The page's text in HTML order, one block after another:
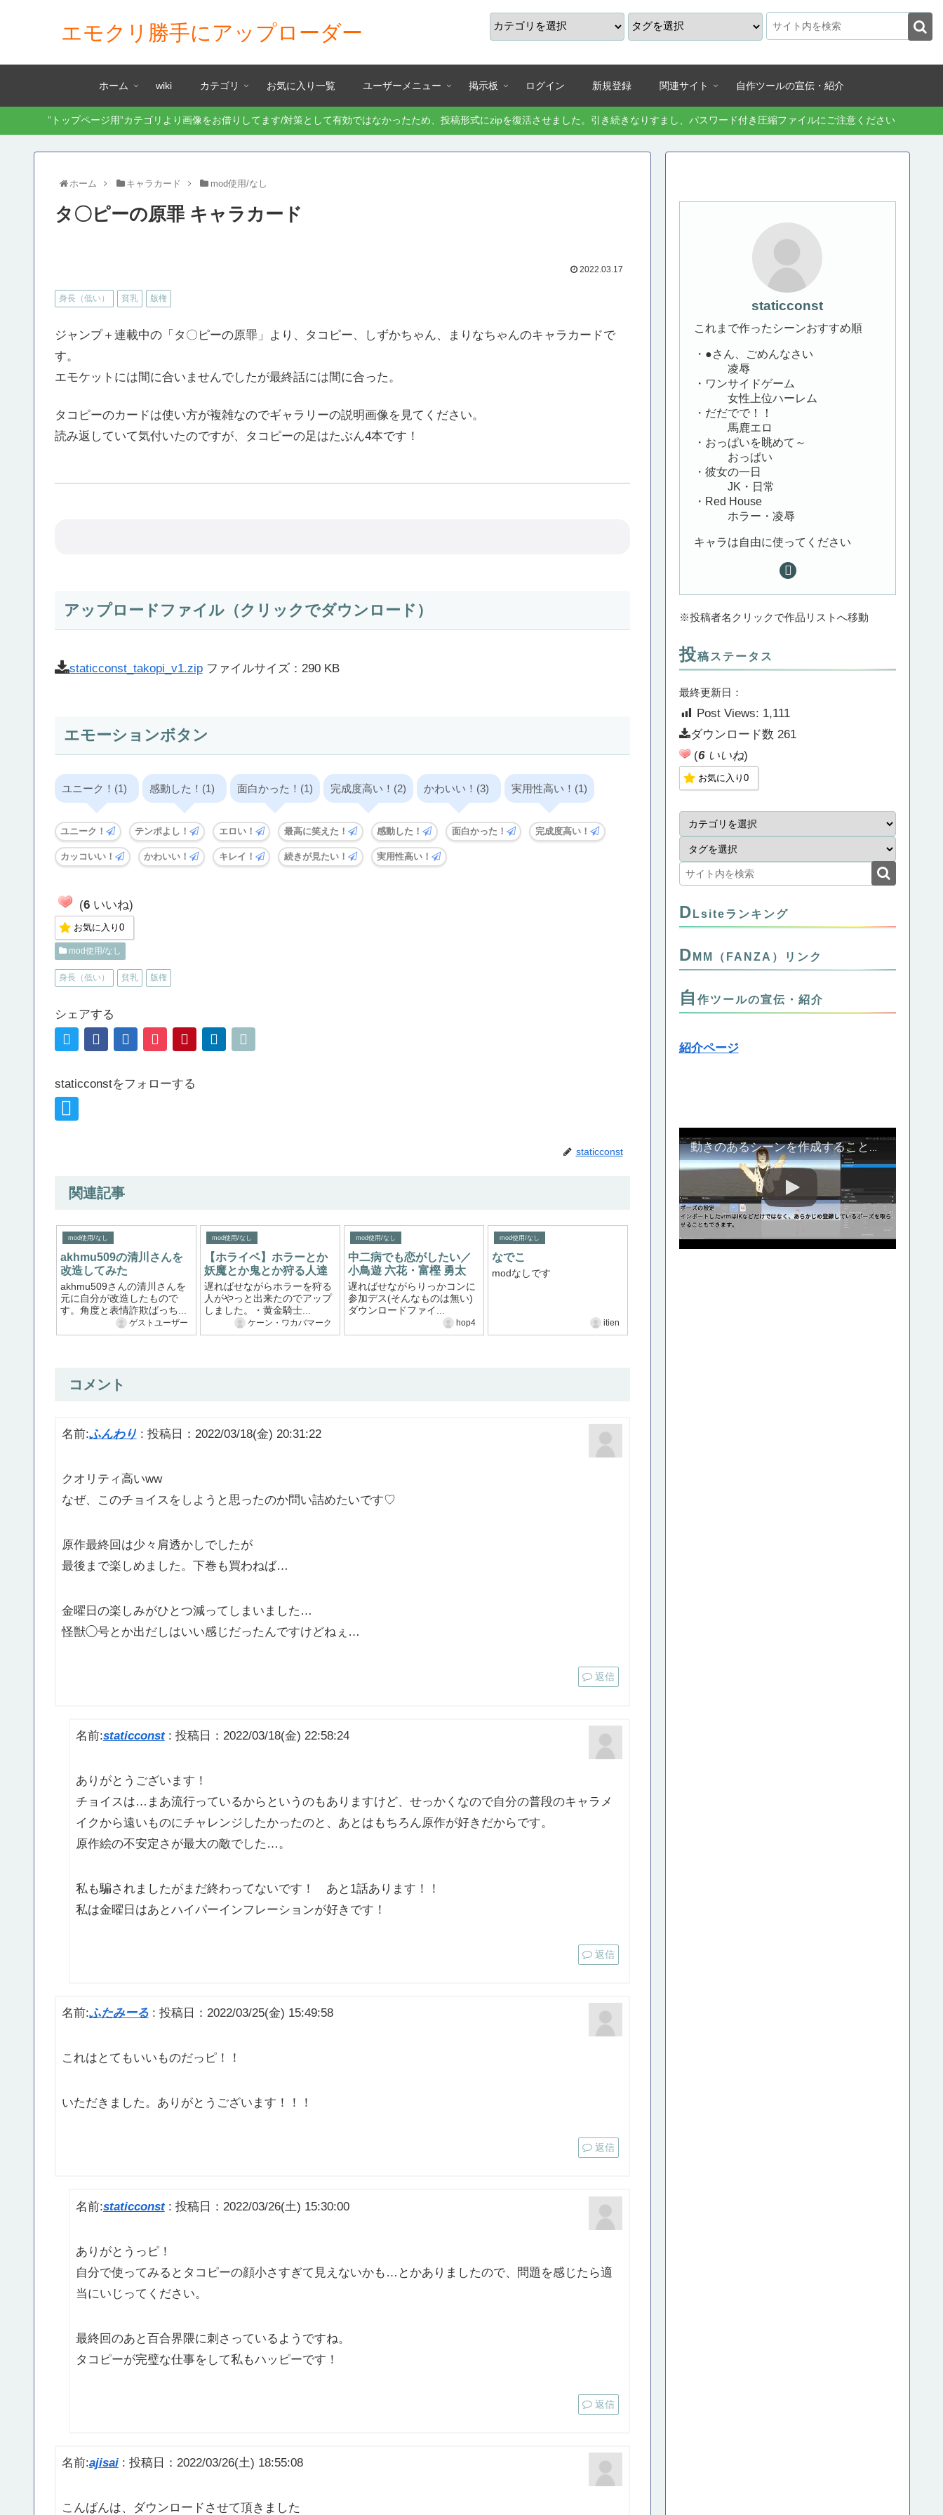
エモクリ勝手にアップローダー
ホーム wiki カテゴリ お気に入り一覧 ユーザーメニュー 掲示板 ログイン 新規登録 関連サイト 自作ツールの宣伝・紹介
”トップページ用”カテゴリより画像をお借りしてます/対策として有効ではなかったため、投稿形式にzipを復活させました。引き続きなりすまし、パスワード付き圧縮ファイルにご注意ください
ホーム キャラカード mod使用/なし
タ〇ピーの原罪 キャラカード
2022.03.17
身長（低い） 貧乳 版権
ジャンプ＋連載中の「タ〇ピーの原罪」より、タコピー、しずかちゃん、まりなちゃんのキャラカードで
す。
エモケットには間に合いませんでしたが最終話には間に合った。
タコピーのカードは使い方が複雑なのでギャラリーの説明画像を見てください。
読み返していて気付いたのですが、タコピーの足はたぶん4本です！
アップロードファイル（クリックでダウンロード）
staticconst_takopi_v1.zipファイルサイズ：290 KB
エモーションボタン
ユニーク！(1) 感動した！(1) 面白かった！(1) 完成度高い！(2) かわいい！(3) 実用性高い！(1)
ユニーク！ テンポよし！ エロい！ 最高に笑えた！ 感動した！ 面白かった！ 完成度高い！
カッコいい！ かわいい！ キレイ！ 続きが見たい！ 実用性高い！
(6いいね)
お気に入り0
mod使用/なし
身長（低い） 貧乳 版権
シェアする
staticconstをフォローする
staticconst
関連記事
mod使用/なし
akhmu509の清川さんを
改造してみた
akhmu509さんの清川さんを
元に自分が改造したもので
す。角度と表情詐欺ばっち...
ゲストユーザー
mod使用/なし
【ホライベ】ホラーとか
妖魔とか鬼とか狩る人達
遅ればせながらホラーを狩る
人がやっと出来たのでアップ
しました。・黄金騎士...
ケーン・ワカバマーク
mod使用/なし
中二病でも恋がしたい／
小鳥遊 六花・富樫 勇太
遅ればせながらりっかコンに
参加デス(そんなものは無い)
ダウンロードファイ...
hop4
mod使用/なし
なでこ
modなしです
itien
コメント
名前:ふんわり : 投稿日：2022/03/18(金) 20:31:22
クオリティ高いww
なぜ、このチョイスをしようと思ったのか問い詰めたいです♡
原作最終回は少々肩透かしでしたが
最後まで楽しめました。下巻も買わねば…
金曜日の楽しみがひとつ減ってしまいました…
怪獣◯号とか出だしはいい感じだったんですけどねぇ…
返信
名前:staticconst: 投稿日：2022/03/18(金) 22:58:24
ありがとうございます！
チョイスは…まあ流行っているからというのもありますけど、せっかくなので自分の普段のキャラメ
イクから遠いものにチャレンジしたかったのと、あとはもちろん原作が好きだからです。
原作絵の不安定さが最大の敵でした…。
私も騙されましたがまだ終わってないです！ あと1話あります！！
私は金曜日はあとハイパーインフレーションが好きです！
返信
名前:ふたみーる: 投稿日：2022/03/25(金) 15:49:58
これはとてもいいものだっピ！！
いただきました。ありがとうございます！！！
返信
名前:staticconst: 投稿日：2022/03/26(土) 15:30:00
ありがとうっピ！
自分で使ってみるとタコピーの顔小さすぎて見えないかも…とかありましたので、問題を感じたら適
当にいじってください。
最終回のあと百合界隈に刺さっているようですね。
タコピーが完璧な仕事をして私もハッピーです！
返信
名前:ajisai: 投稿日：2022/03/26(土) 18:55:08
こんばんは、ダウンロードさせて頂きました
staticconst
これまで作ったシーンおすすめ順
・●さん、ごめんなさい
凌辱
・ワンサイドゲーム
女性上位ハーレム
・だだでで！！
馬鹿エロ
・おっぱいを眺めて～
おっぱい
・彼女の一日
JK・日常
・Red House
ホラー・凌辱
キャラは自由に使ってください
※投稿者名クリックで作品リストへ移動
投稿ステータス
最終更新日：
Post Views: 1,111
ダウンロード数 261
(6いいね)
お気に入り0
D Lsiteランキング
D MM（FANZA）リンク
自 作ツールの宣伝・紹介
紹介ページ
動きのあるシーンを作成することのできる自作の３Dスタジオツール、Crend紹介動画_Part1